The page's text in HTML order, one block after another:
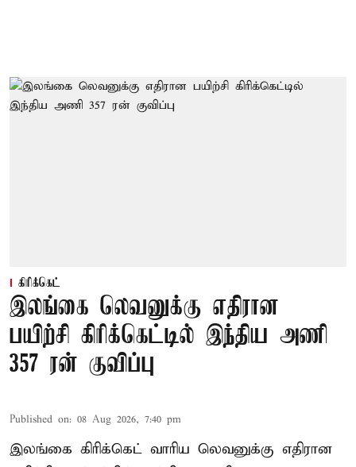
கிரிக்கெட்
இலங்கை லெவனுக்கு எதிரான
பயிற்சி கிரிக்கெட்டில் இந்திய அணி
357 ரன் குவிப்பு
Published on: 08 Aug 2026, 7:40 pm
இலங்கை கிரிக்கெட் வாரிய லெவனுக்கு எதிரான